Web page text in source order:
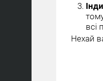
всі
Нехай